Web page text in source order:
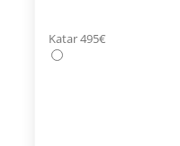
Katar 495€